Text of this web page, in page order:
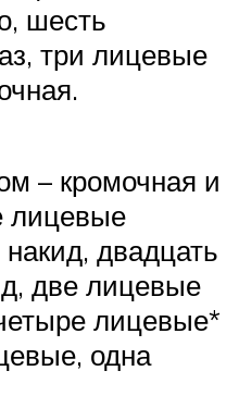
шесть
три лицевые
– кромочная и
лицевые
двадцать
две лицевые
лицевые*
одна